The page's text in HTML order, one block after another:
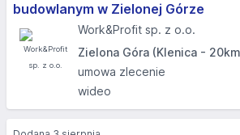
budowlanym w Zielonej Górze
Work&Profit sp. z o.o.
Zielona Góra (Klenica -
umowa zlecenie
wideo